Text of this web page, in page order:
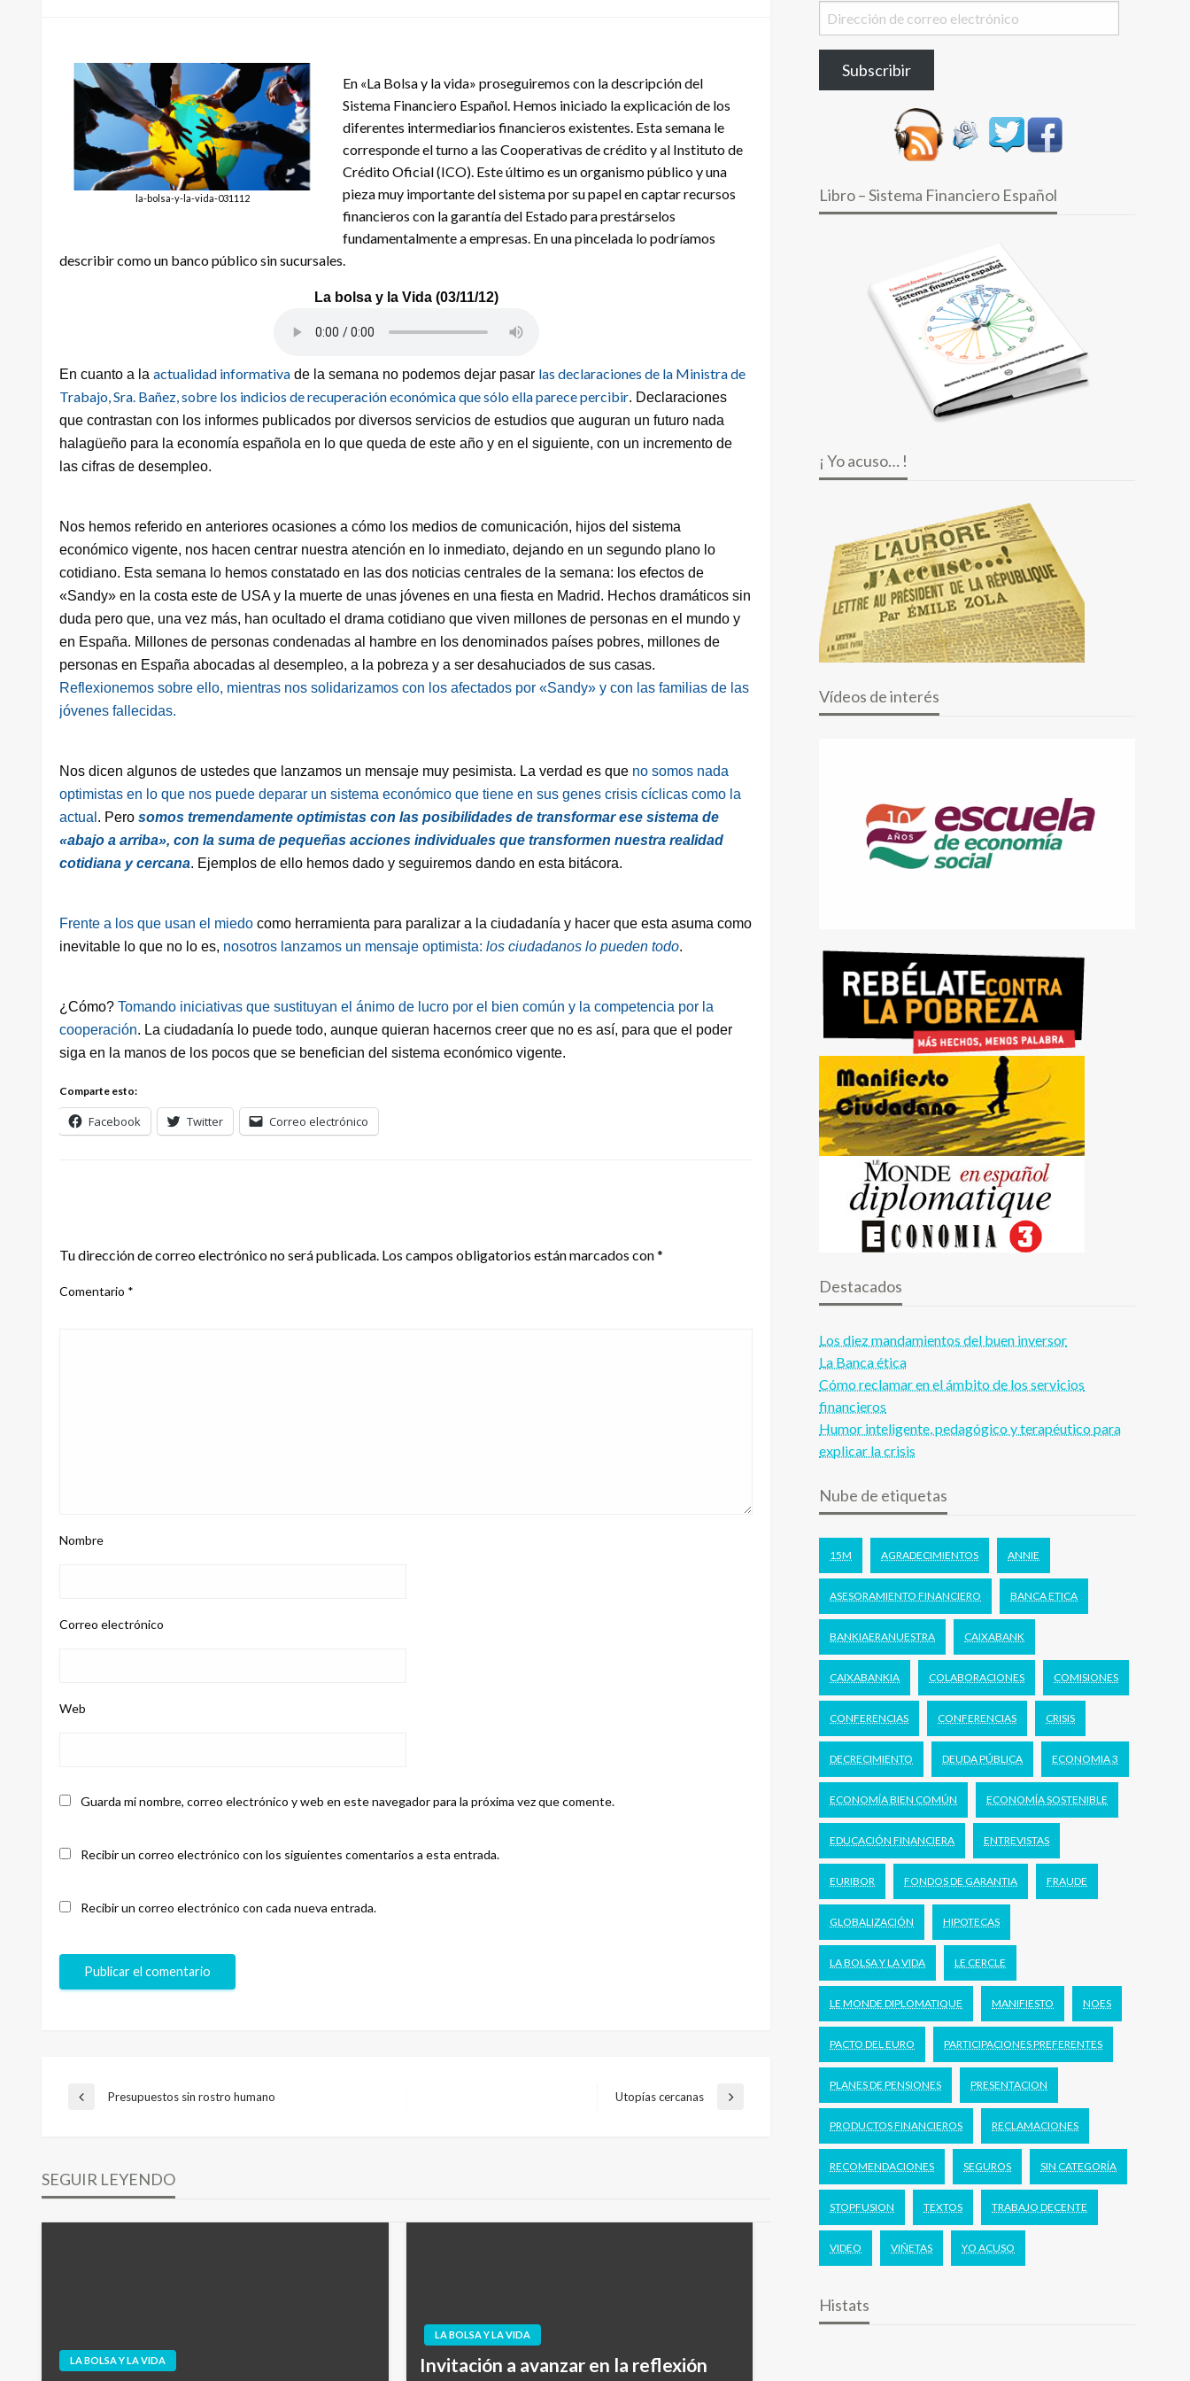
la-bolsa-y-la-vida-031112
En «La Bolsa y la vida» proseguiremos con la descripción del
Sistema Financiero Español. Hemos iniciado la explicación de los
diferentes intermediarios financieros existentes. Esta semana le
corresponde el turno a las Cooperativas de crédito y al Instituto de
Crédito Oficial (ICO). Este último es un organismo público y una
pieza muy importante del sistema por su papel en captar recursos
financieros con la garantía del Estado para prestárselos
fundamentalmente a empresas. En una pincelada lo podríamos
describir como un banco público sin sucursales.
La bolsa y la Vida (03/11/12)
En cuanto a la actualidad informativa de la semana no podemos dejar pasar las declaraciones de la Ministra de
Trabajo, Sra. Bañez, sobre los indicios de recuperación económica que sólo ella parece percibir. Declaraciones
que contrastan con los informes publicados por diversos servicios de estudios que auguran un futuro nada
halagüeño para la economía española en lo que queda de este año y en el siguiente, con un incremento de
las cifras de desempleo.
Nos hemos referido en anteriores ocasiones a cómo los medios de comunicación, hijos del sistema
económico vigente, nos hacen centrar nuestra atención en lo inmediato, dejando en un segundo plano lo
cotidiano. Esta semana lo hemos constatado en las dos noticias centrales de la semana: los efectos de
«Sandy» en la costa este de USA y la muerte de unas jóvenes en una fiesta en Madrid. Hechos dramáticos sin
duda pero que, una vez más, han ocultado el drama cotidiano que viven millones de personas en el mundo y
en España. Millones de personas condenadas al hambre en los denominados países pobres, millones de
personas en España abocadas al desempleo, a la pobreza y a ser desahuciados de sus casas.
Reflexionemos sobre ello, mientras nos solidarizamos con los afectados por «Sandy» y con las familias de las
jóvenes fallecidas.
Nos dicen algunos de ustedes que lanzamos un mensaje muy pesimista. La verdad es que no somos nada
optimistas en lo que nos puede deparar un sistema económico que tiene en sus genes crisis cíclicas como la
actual . Pero somos tremendamente optimistas con las posibilidades de transformar ese sistema de
«abajo a arriba», con la suma de pequeñas acciones individuales que transformen nuestra realidad
cotidiana y cercana. Ejemplos de ello hemos dado y seguiremos dando en esta bitácora.
Frente a los que usan el miedo como herramienta para paralizar a la ciudadanía y hacer que esta asuma como
inevitable lo que no lo es, nosotros lanzamos un mensaje optimista: los ciudadanos lo pueden todo.
¿Cómo? Tomando iniciativas que sustituyan el ánimo de lucro por el bien común y la competencia por la
cooperación. La ciudadanía lo puede todo, aunque quieran hacernos creer que no es así, para que el poder
siga en la manos de los pocos que se benefician del sistema económico vigente.
Comparte esto:
Facebook Twitter Correo electrónico
Tu dirección de correo electrónico no será publicada. Los campos obligatorios están marcados con*
Comentario *
Nombre
Correo electrónico
Web
Guarda mi nombre, correo electrónico y web en este navegador para la próxima vez que comente.
Recibir un correo electrónico con los siguientes comentarios a esta entrada.
Recibir un correo electrónico con cada nueva entrada.
Navegación
entradas
Entrada
Presupuestos sin rostro humano
Entrada
Utopías cercanas
SEGUIR LEYENDO
LA BOLSA Y LA VIDA
LA BOLSA Y LA VIDA
Invitación a avanzar en la reflexión
Dirección
de
electrónico
Subscribir
Libro – Sistema Financiero Español
¡ Yo acuso… !
Vídeos de interés
Destacados
Los diez mandamientos del buen inversor
La Banca ética
Cómo reclamar en el ámbito de los servicios
financieros
Humor inteligente, pedagógico y terapéutico para
explicar la crisis
Nube de etiquetas
15M AGRADECIMIENTOS ANNIE
ASESORAMIENTO FINANCIERO BANCA ETICA
BANKIAERANUESTRA CAIXABANK
CAIXABANKIA COLABORACIONES COMISIONES
CONFERENCIAS CONFERENCIAS CRISIS
DECRECIMIENTO DEUDA PÚBLICA ECONOMIA 3
ECONOMÍA BIEN COMÚN ECONOMÍA SOSTENIBLE
EDUCACIÓN FINANCIERA ENTREVISTAS
EURIBOR FONDOS DE GARANTIA FRAUDE
GLOBALIZACIÓN HIPOTECAS
LA BOLSA Y LA VIDA LE CERCLE
LE MONDE DIPLOMATIQUE MANIFIESTO NOES
PACTO DEL EURO PARTICIPACIONES PREFERENTES
PLANES DE PENSIONES PRESENTACION
PRODUCTOS FINANCIEROS RECLAMACIONES
RECOMENDACIONES SEGUROS SIN CATEGORÍA
STOPFUSION TEXTOS TRABAJO DECENTE
VIDEO VIÑETAS YO ACUSO
Histats